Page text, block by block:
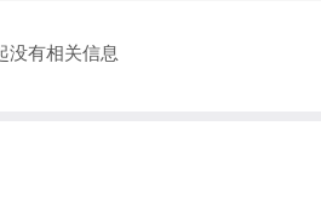
没有相关信息